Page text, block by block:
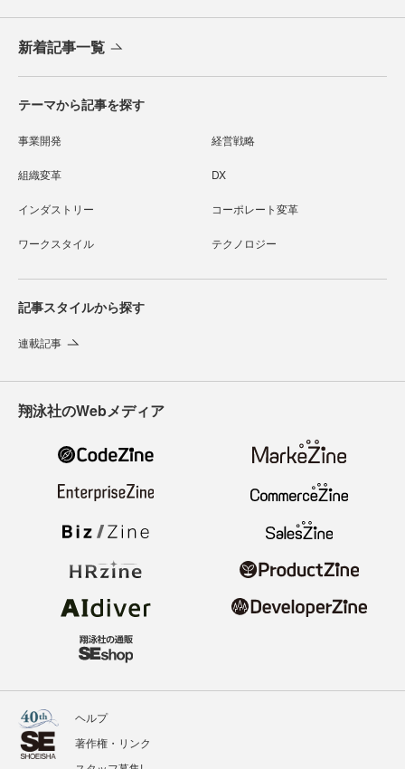
新着記事一覧
テーマから記事を探す
事業開発 経営戦略
組織変革 DX
インダストリー コーポレート変革
ワークスタイル テクノロジー
記事スタイルから探す
連載記事
翔泳社のWebメディア
ヘルプ
著作権・リンク